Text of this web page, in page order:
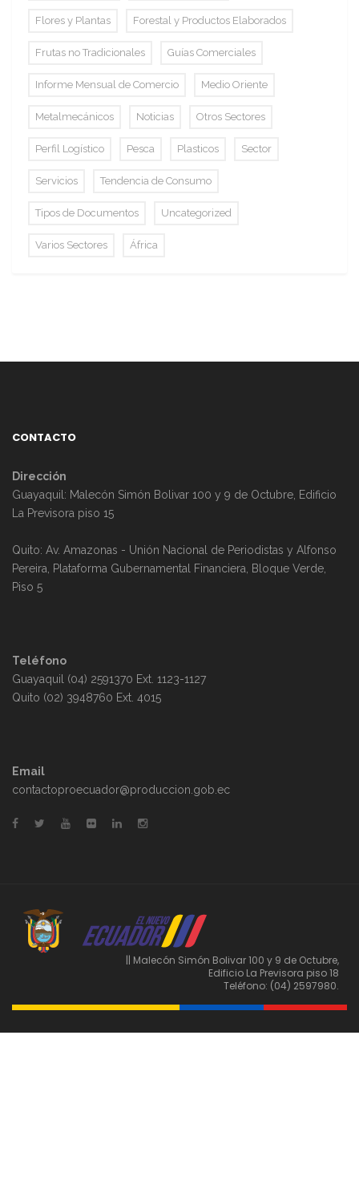
Flores y Plantas Forestal y Productos Elaborados
Frutas no Tradicionales Guías Comerciales
Informe Mensual de Comercio Medio Oriente
Metalmecánicos Noticias Otros Sectores
Perfil Logístico Pesca Plasticos Sector
Servicios Tendencia de Consumo
Tipos de Documentos Uncategorized
Varios Sectores África
CONTACTO
Dirección
Guayaquil: Malecón Simón Bolivar 100 y 9 de Octubre, Edificio
La Previsora piso 15
Quito: Av. Amazonas - Unión Nacional de Periodistas y Alfonso
Pereira, Plataforma Gubernamental Financiera, Bloque Verde,
Piso 5
Teléfono
Guayaquil (04) 2591370 Ext. 1123-1127
Quito (02) 3948760 Ext. 4015
Email
contactoproecuador@produccion.gob.ec
|| Malecón Simón Bolivar 100 y 9 de Octubre,
Edificio La Previsora piso 18
Teléfono: (04) 2597980.